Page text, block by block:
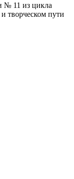
№ 11 из цикла
творческом пути